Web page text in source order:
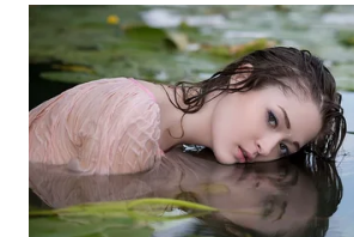
SUBANG
WN
SUKABUMI
WN
PURWAKARTA